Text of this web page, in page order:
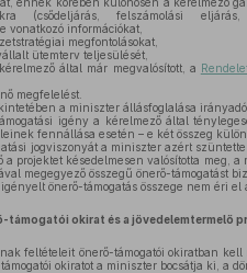
(csődeljárás, felszámolási
vonatkozó információkat,
megfontolásokat,
ütemterv teljesülését,
által már megvalósított, a
megfelelést.
a miniszter állásfoglalása irányadó.
igény a kérelmező által
fennállása esetén – e két összeg
jogviszonyát a miniszter azért
projektet késedelmesen valósította meg,
megegyező összegű önerő-támogatást
önerő-támogatás összege nem éri el
támogatói okirat és a jövedelemtermelő
feltételeit önerő-támogatói okiratban
okiratot a miniszter bocsátja ki, a